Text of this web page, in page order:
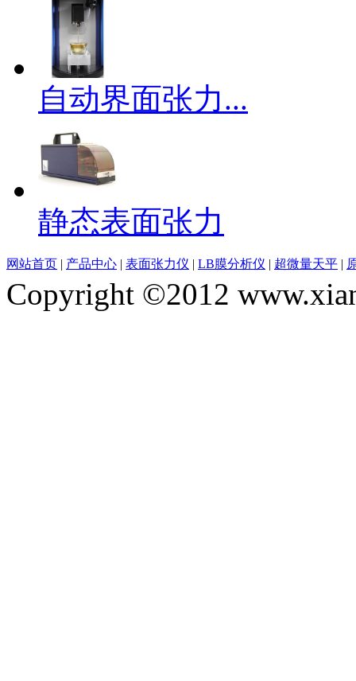
自动界面张力...
静态表面张力
网站首页 | 产品中心 | 表面张力仪 | LB膜分析仪 | 超微量天平 |
Copyright ©2012